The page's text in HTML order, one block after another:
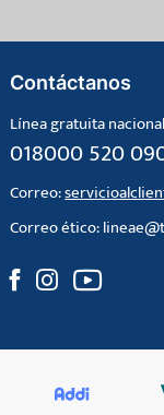
Contáctanos
Línea gratuita
018000 520
Correo:
Correo ético: